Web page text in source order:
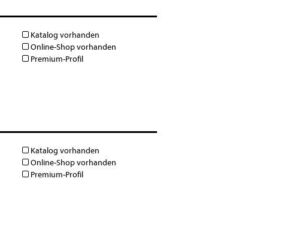
Katalog vorhanden
Online-Shop vorhanden
Premium-Profil
Katalog vorhanden
Online-Shop vorhanden
Premium-Profil